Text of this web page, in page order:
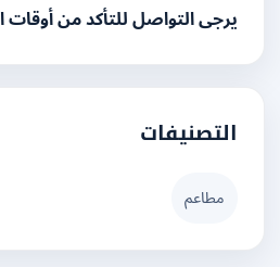
يرجى التواصل للتأكد من أوقات العمل
التصنيفات